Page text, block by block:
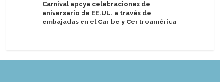
Carnival apoya celebraciones de
aniversario de EE.UU. a través de
embajadas en el Caribe y Centroamérica